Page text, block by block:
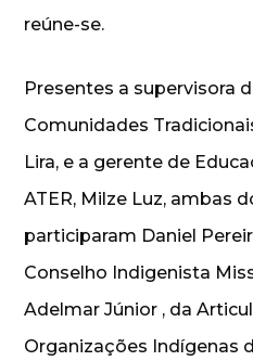
reúne-se.
Presentes a supervisora
Comunidades
Lira, e a gerente de
ATER, Milze Luz, ambas
participaram Daniel
Conselho Indigenista
Adelmar Júnior , da
Organizações Indígenas